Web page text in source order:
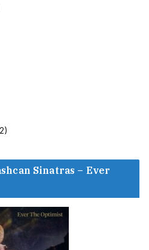
Sinatras – Ever